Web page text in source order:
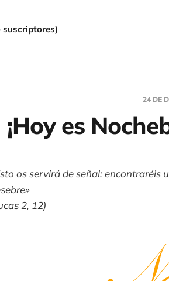
suscriptores)
24 DE
¡Hoy es
os servirá de señal: encontraréis
2, 12)